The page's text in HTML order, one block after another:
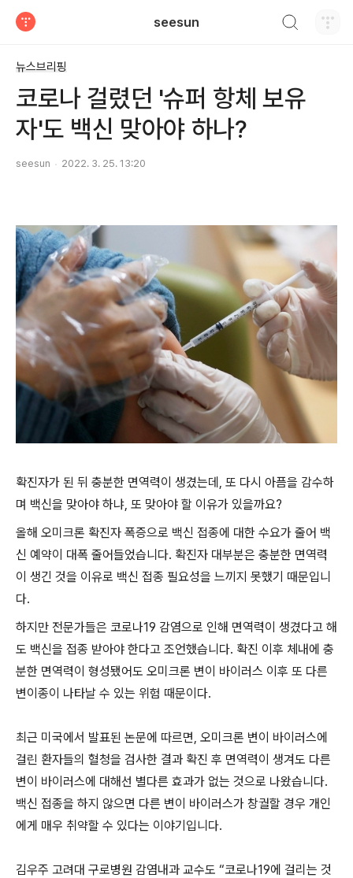
seesun
뉴스브리핑
코로나 걸렸던 '슈퍼 항체 보유
자'도 백신 맞아야 하나?
seesun 2022. 3. 25. 13:20
확진자가 된 뒤 충분한 면역력이 생겼는데, 또 다시 아픔을 감수하
며 백신을 맞아야 하냐, 또 맞아야 할 이유가 있을까요?
올해 오미크론 확진자 폭증으로 백신 접종에 대한 수요가 줄어 백
신 예약이 대폭 줄어들었습니다. 확진자 대부분은 충분한 면역력
이 생긴 것을 이유로 백신 접종 필요성을 느끼지 못했기 때문입니
다.
하지만 전문가들은 코로나19 감염으로 인해 면역력이 생겼다고 해
도 백신을 접종 받아야 한다고 조언했습니다. 확진 이후 체내에 충
분한 면역력이 형성됐어도 오미크론 변이 바이러스 이후 또 다른
변이종이 나타날 수 있는 위험 때문이다.
최근 미국에서 발표된 논문에 따르면, 오미크론 변이 바이러스에
걸린 환자들의 혈청을 검사한 결과 확진 후 면역력이 생겨도 다른
변이 바이러스에 대해선 별다른 효과가 없는 것으로 나왔습니다.
백신 접종을 하지 않으면 다른 변이 바이러스가 창궐할 경우 개인
에게 매우 취약할 수 있다는 이야기입니다.
김우주 고려대 구로병원 감염내과 교수도 “코로나19에 걸리는 것